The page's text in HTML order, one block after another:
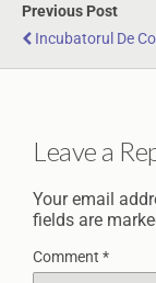
Previous Post
Incubatorul De
Leave a
Your email
fields are
Comment *